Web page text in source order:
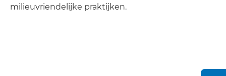
milieuvriendelijke praktijken.